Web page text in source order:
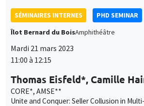
SÉMINAIRES INTERNES
PHD SEMINAR
Îlot Bernard du BoisAmphithéâtre
Mardi 21 mars 2023
11:00 à 12:15
Thomas Eisfeld*, Camille
CORE*, AMSE**
Unite and Conquer: Seller Collusion in